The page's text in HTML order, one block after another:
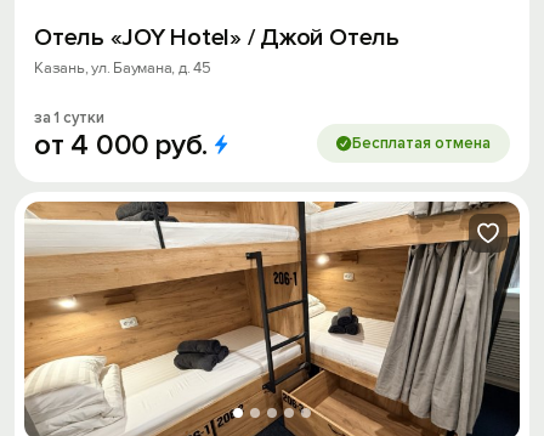
Отель «JOY Hotel» / Джой Отель
Казань, ул. Баумана, д. 45
за 1 сутки
от 4 000 руб. Бесплатая отмена